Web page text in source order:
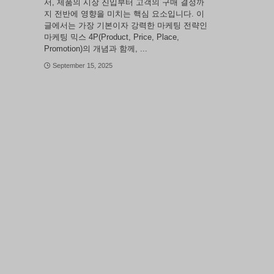
서, 제품의 시장 진입부터 고객의 구매 결정까
지 전반에 영향을 미치는 핵심 요소입니다. 이
글에서는 가장 기본이자 강력한 마케팅 전략인
마케팅 믹스 4P(Product, Price, Place,
Promotion)의 개념과 함께, ...
September 15, 2025